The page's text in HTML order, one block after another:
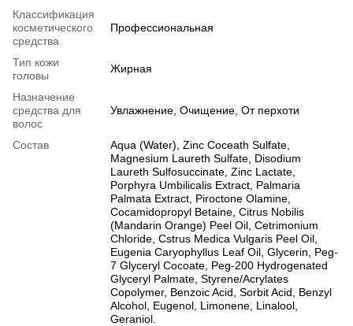
Классификация
косметического
средства
Профессиональная
Тип кожи
головы
Жирная
Назначение
средства для
волос
Увлажнение, Очищение, От перхоти
Состав
Aqua (Water), Zinc Coceath Sulfate,
Magnesium Laureth Sulfate, Disodium
Laureth Sulfosuccinate, Zinc Lactate,
Porphyra Umbilicalis Extract, Palmaria
Palmata Extract, Piroctone Olamine,
Cocamidopropyl Betaine, Citrus Nobilis
(Mandarin Orange) Peel Oil, Cetrimonium
Chloride, Cstrus Medica Vulgaris Peel Oil,
Eugenia Caryophyllus Leaf Oil, Glycerin, Peg-
7 Glyceryl Cocoate, Peg-200 Hydrogenated
Glyceryl Palmate, Styrene/Acrylates
Copolymer, Benzoic Acid, Sorbit Acid, Benzyl
Alcohol, Eugenol, Limonene, Linalool,
Geraniol.